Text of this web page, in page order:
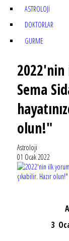
ASTROLOJİ
DOKTORLAR
GURME
Sema
olun!"
Astroloji
01 Ocak 2022
3